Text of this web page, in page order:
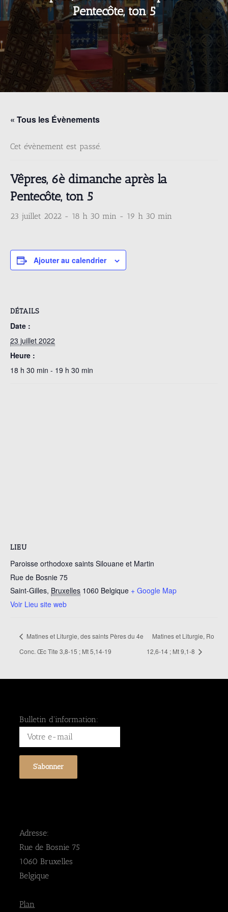
Pentecôte, ton 5
« Tous les Évènements
Cet évènement est passé.
Vêpres, 6è dimanche après la
Pentecôte, ton 5
23 juillet 2022 - 18 h 30 min - 19 h 30 min
Ajouter au calendrier
DÉTAILS
Date :
23 juillet 2022
Heure :
18 h 30 min - 19 h 30 min
LIEU
Paroisse orthodoxe saints Silouane et Martin
Rue de Bosnie 75
Saint-Gilles, Bruxelles 1060 Belgique + Google Map
Voir Lieu site web
Matines et Liturgie, des saints Pères du 4e
Conc. Œc Tite 3,8-15 ; Mt 5,14-19
Matines et Liturgie, Ro
12,6-14 ; Mt 9,1-8
Bulletin d'information:
Adresse:
Rue de Bosnie 75
1060 Bruxelles
Belgique
Plan